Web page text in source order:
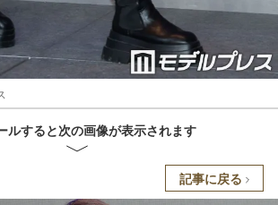
ルすると次の画像が表示されます
記事に戻る